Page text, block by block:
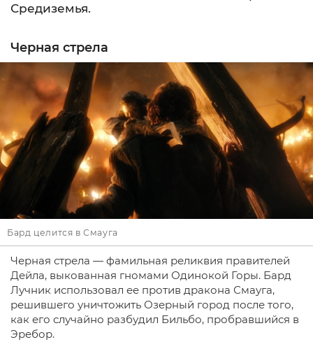
Средиземья.
Черная стрела
Бард целится в Смауга
Черная стрела — фамильная реликвия правителей
Дейла, выкованная гномами Одинокой Горы. Бард
Лучник использовал ее против дракона Смауга,
решившего уничтожить Озерный город после того,
как его случайно разбудил Бильбо, пробравшийся в
Эребор.